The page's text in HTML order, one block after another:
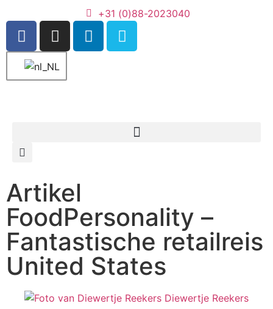
+31 (0)88-2023040
Artikel
FoodPersonality –
Fantastische retailreis
United States
Diewertje Reekers